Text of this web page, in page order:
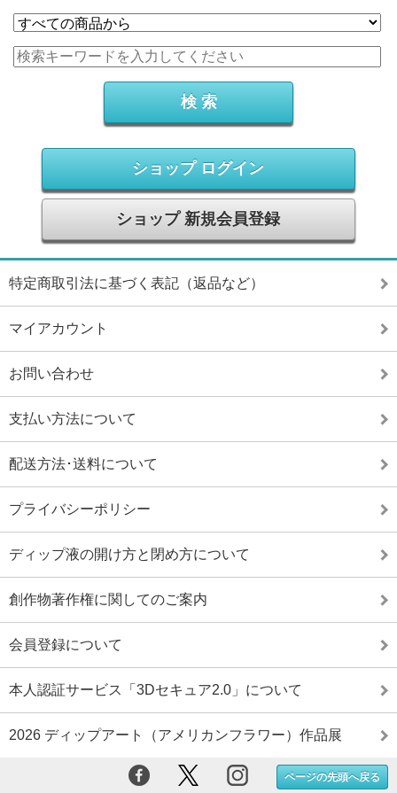
ショップ ログイン
ショップ 新規会員登録
特定商取引法に基づく表記（返品など）
マイアカウント
お問い合わせ
支払い方法について
配送方法･送料について
プライバシーポリシー
ディップ液の開け方と閉め方について
創作物著作権に関してのご案内
会員登録について
本人認証サービス「3Dセキュア2.0」について
2026 ディップアート（アメリカンフラワー）作品展
ページの先頭へ戻る